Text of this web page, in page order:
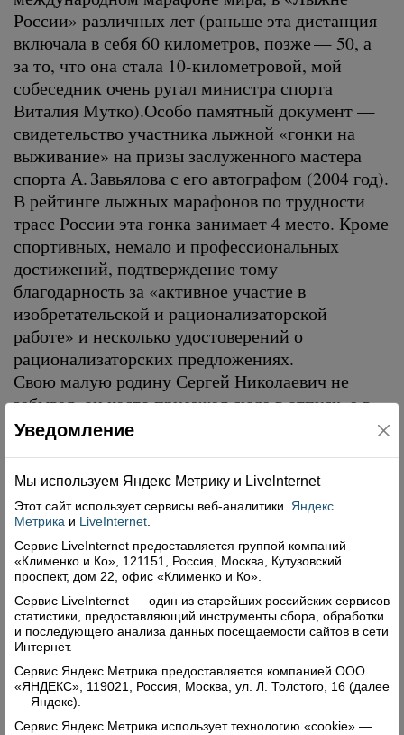
России» различных лет (раньше эта дистанция
включала в себя 60 километров, позже — 50, а
за то, что она стала 10-километровой, мой
собеседник очень ругал министра спорта
Виталия Мутко).Особо памятный документ —
свидетельство участника лыжной «гонки на
выживание» на призы заслуженного мастера
спорта А. Завьялова с его автографом (2004 год).
В рейтинге лыжных марафонов по трудности
трасс России эта гонка занимает 4 место. Кроме
спортивных, немало и профессиональных
достижений, подтверждение тому —
благодарность за «активное участие в
изобретательской и рационализаторской
работе» и несколько удостоверений о
рационализаторских предложениях.
Свою малую родину Сергей Николаевич не
забывал, он часто приезжал сюда в отпуск, а в
2008-м — вернулся насовсем. С тех пор его имя
часто встречается в спортивной хронике нашей
газеты. В прошлом году он стал лучшим среди
верховажан на марафоне «Дорогой
Ломоносова», участвует в Харовском и
Устьянском лыжных марафонах, ведет в ФОКе
секцию бега и лыж для взрослых, а с 2014 года
— занятия по скандинавской ходьбе.
В 2010 году по инициативе спортсмена начала
обустраиваться лыжная трасса на Цуварихе.
Сергей Николаевич практически своими руками
построил замечательный дом, под крышей
которого уживаются несколько поколений
большой семьи. Его сын Александр и дочь
Уведомление
Мы используем Яндекс Метрику и Livelnternet
Этот сайт использует сервисы веб-аналитики
Яндекс
Метрика и LiveInternet
Сервис LiveInternet предоставляется группой компаний
«Клименко и Ко», 121151, Россия, Москва, Кутузовский
проспект, дом 22, офис «Клименко и Ко».
Сервис LiveInternet — один из старейших российских сервисов
статистики, предоставляющий инструменты сбора, обработки
и последующего анализа данных посещаемости сайтов в сети
Интернет.
Сервис Яндекс Метрика предоставляется компанией ООО
«ЯНДЕКС», 119021, Россия, Москва, ул. Л. Толстого, 16 (далее
— Яндекс).
Сервис Яндекс Метрика использует технологию «cookie» —